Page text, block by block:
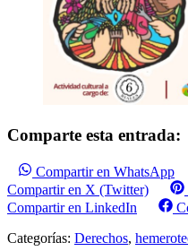
Comparte esta entrada:
Compartir en WhatsApp
Compartir en X (Twitter)
Compartir en LinkedIn
Categorías: Derechos,